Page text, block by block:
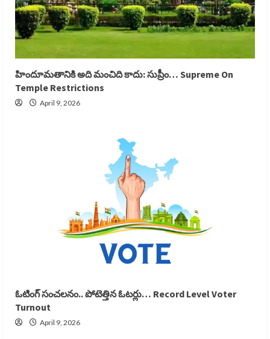
హిందూమతానికి అది మంచిది కాదు: సుప్రీం… Supreme On
Temple Restrictions
April 9, 2026
ఓటింగ్ సంచలనం.. పోటెత్తిన ఓటర్లు… Record Level Voter
Turnout
April 9, 2026